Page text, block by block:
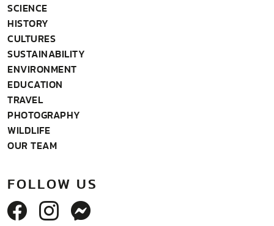
SCIENCE
HISTORY
CULTURES
SUSTAINABILITY
ENVIRONMENT
EDUCATION
TRAVEL
PHOTOGRAPHY
WILDLIFE
OUR TEAM
FOLLOW US